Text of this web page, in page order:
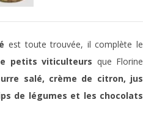
est toute trouvée, il complète le
petits viticulteurs que Florine
salé, crème de citron, jus
de légumes et les chocolats